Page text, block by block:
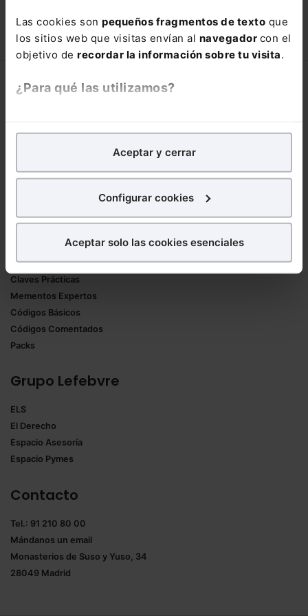
Las cookies son pequeños fragmentos de texto que
los sitios web que visitas envían al navegador con el
objetivo de recordar la información sobre tu visita.
¿Para qué las utilizamos?
analíticospara tratar demejorar tu experienciaen
nuestra página web. También con fines publicitarios,
para poder mostrarte publicidad y contenidos de tu
¿Qué puedes hacer?
experiencia en la web sea óptima
todas las cookies excepto aquellas imprescindibles.
También puedes
seleccionar solo aquellas que quieras permitir en tu
Saber más acerca de las cookies
Aceptar y cerrar
Configurar cookies
Aceptar solo las cookies esenciales
150,00€ 90,00€
COMPRAR
Corporativo
Nuestro equipo
Formularios Jurídicos
Manuales de Derecho
Claves Prácticas
Mementos Expertos
Códigos Básicos
Códigos Comentados
Packs
Grupo Lefebvre
ELS
El Derecho
Espacio Asesoría
Espacio Pymes
Contacto
Tel.: 91 210 80 00
Mándanos un email
Monasterios de Suso y Yuso, 34
28049 Madrid